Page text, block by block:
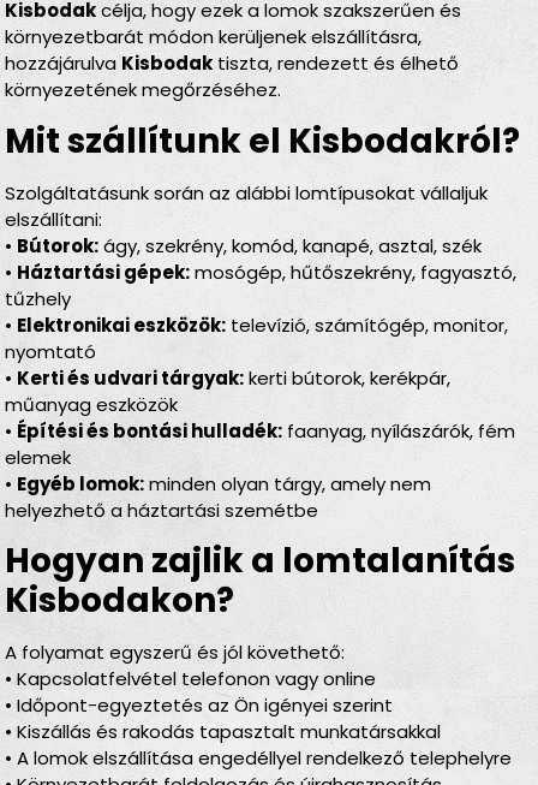
Kisbodakcélja, hogy ezek a lomok szakszerűen és
környezetbarát módon kerüljenek elszállításra,
hozzájárulva Kisbodak tiszta, rendezett és élhető
környezetének megőrzéséhez.
Mit szállítunk el Kisbodakról?
Szolgáltatásunk során az alábbi lomtípusokat vállaljuk
elszállítani:
• Bútorok:ágy, szekrény, komód, kanapé, asztal, szék
• Háztartási gépek:mosógép, hűtőszekrény, fagyasztó,
tűzhely
• Elektronikai eszközök: televízió, számítógép, monitor,
nyomtató
• Kerti és udvari tárgyak:kerti bútorok, kerékpár,
műanyag eszközök
• Építési és bontási hulladék: faanyag, nyílászárók, fém
elemek
• Egyéb lomok:minden olyan tárgy, amely nem
helyezhető a háztartási szemétbe
Hogyan zajlik a lomtalanítás
Kisbodakon?
A folyamat egyszerű és jól követhető:
• Kapcsolatfelvétel telefonon vagy online
• Időpont-egyeztetés az Ön igényei szerint
• Kiszállás és rakodás tapasztalt munkatársakkal
• A lomok elszállítása engedéllyel rendelkező telephelyre